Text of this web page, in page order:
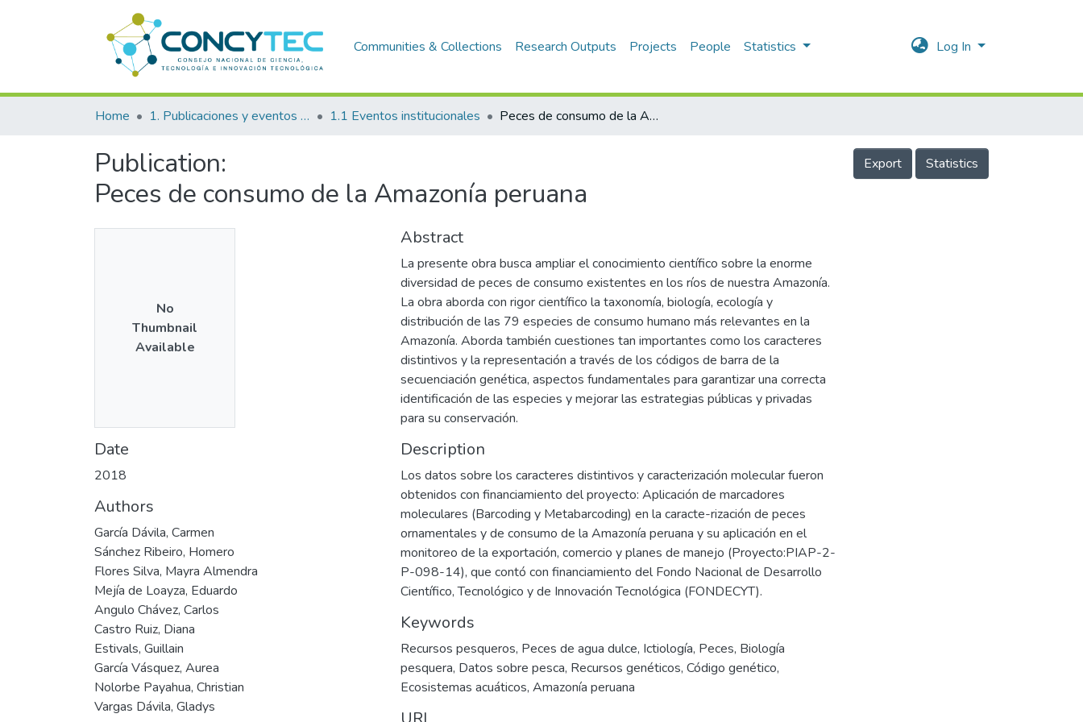
Communities & Collections Research Outputs Projects People Statistics Log In
Home 1. Publicaciones y eventos institucionales 1.1 Eventos institucionales Peces de consumo de la Amazonía peruana
Publication:
Peces de consumo de la Amazonía peruana
Export Statistics
No
Thumbnail
Available
Date
2018
Authors
García Dávila, Carmen
Sánchez Ribeiro, Homero
Flores Silva, Mayra Almendra
Mejía de Loayza, Eduardo
Angulo Chávez, Carlos
Castro Ruiz, Diana
Estivals, Guillain
García Vásquez, Aurea
Nolorbe Payahua, Christian
Vargas Dávila, Gladys
Abstract
La presente obra busca ampliar el conocimiento científico sobre la enorme
diversidad de peces de consumo existentes en los ríos de nuestra Amazonía.
La obra aborda con rigor científico la taxonomía, biología, ecología y
distribución de las 79 especies de consumo humano más relevantes en la
Amazonía. Aborda también cuestiones tan importantes como los caracteres
distintivos y la representación a través de los códigos de barra de la
secuenciación genética, aspectos fundamentales para garantizar una correcta
identificación de las especies y mejorar las estrategias públicas y privadas
para su conservación.
Description
Los datos sobre los caracteres distintivos y caracterización molecular fueron
obtenidos con financiamiento del proyecto: Aplicación de marcadores
moleculares (Barcoding y Metabarcoding) en la caracte-rización de peces
ornamentales y de consumo de la Amazonía peruana y su aplicación en el
monitoreo de la exportación, comercio y planes de manejo (Proyecto:PIAP-2-
P-098-14), que contó con financiamiento del Fondo Nacional de Desarrollo
Científico, Tecnológico y de Innovación Tecnológica (FONDECYT).
Keywords
Recursos pesqueros, Peces de agua dulce, Ictiología, Peces, Biología
pesquera, Datos sobre pesca, Recursos genéticos, Código genético,
Ecosistemas acuáticos, Amazonía peruana